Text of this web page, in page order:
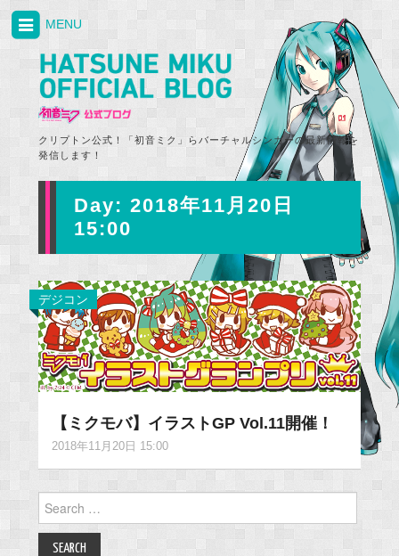
クリプトン公式！「初音ミク」らバーチャルシンガーの最新情報を
発信します！
MENU
Day: 2018年11月20日
15:00
デジコン
【ミクモバ】イラストGP Vol.11開催！
2018年11月20日 15:00
for: